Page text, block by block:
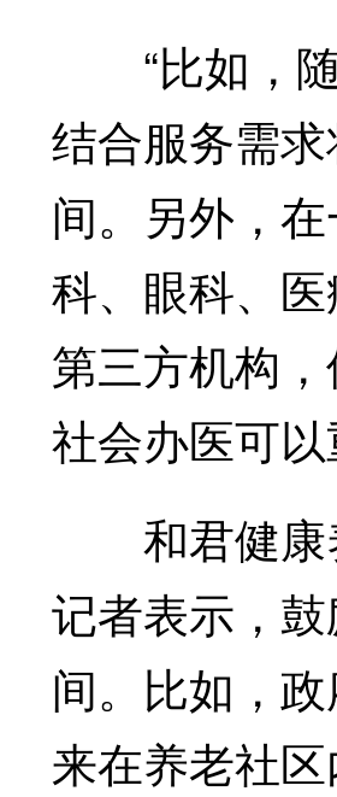
“比如，随
结合服务需
间。另外，
科、眼科、
第三方机构
社会办医可
和君健康
记者表示，
间。比如，
来在养老社